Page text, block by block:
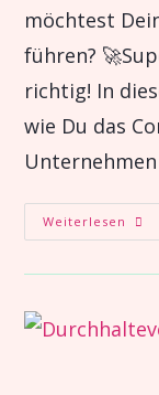
möchtest
führen?
richtig! In
wie Du das
Weiterlesen